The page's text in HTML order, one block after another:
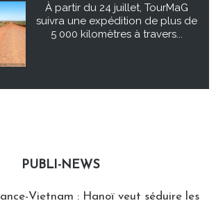
À partir du 24 juillet, TourMaG
suivra une expédition de plus de
5 000 kilomètres à travers...
PUBLI-NEWS
Vietnam : Hanoï veut séduire les